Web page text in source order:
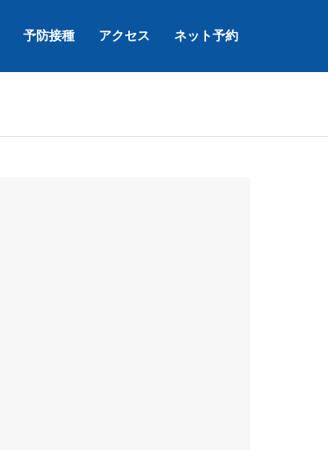
予防接種 アクセス ネット予約